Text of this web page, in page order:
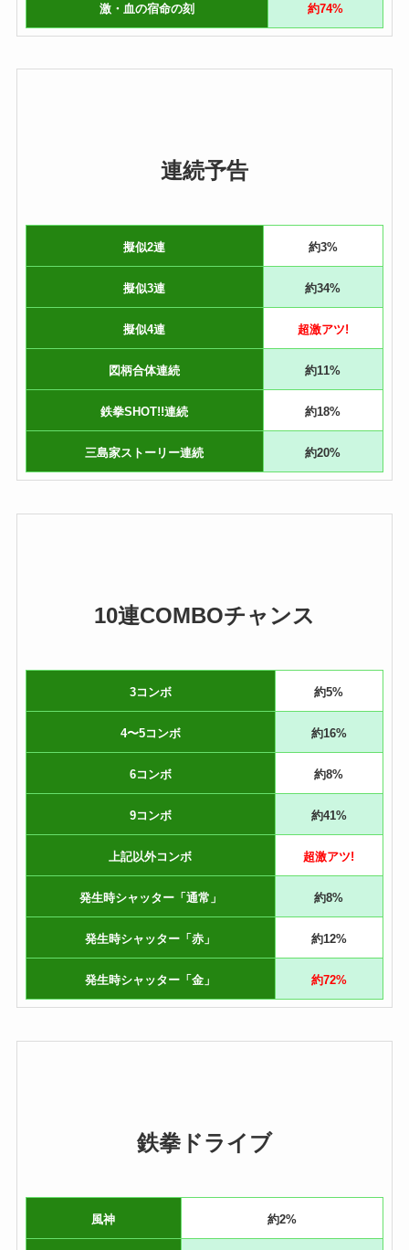
激・血の宿命の刻 約74%
連続予告
擬似2連 約3%
擬似3連 約34%
擬似4連 超激アツ!
図柄合体連続 約11%
鉄拳SHOT!!連続 約18%
三島家ストーリー連続 約20%
10連COMBOチャンス
3コンボ 約5%
4〜5コンボ 約16%
6コンボ 約8%
9コンボ 約41%
上記以外コンボ 超激アツ!
発生時シャッター「通常」 約8%
発生時シャッター「赤」 約12%
発生時シャッター「金」 約72%
鉄拳ドライブ
風神 約2%